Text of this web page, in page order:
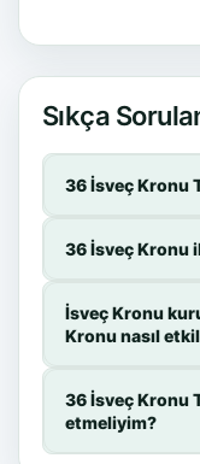
Sıkça
36 İsveç Kronu
36 İsveç Kronu
İsveç Kronu
Kronu nasıl
36 İsveç Kronu
etmeliyim?